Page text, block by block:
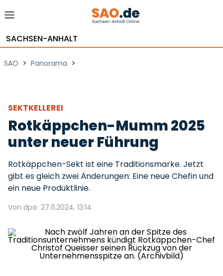
SACHSEN-ANHALT
SAO > Panorama >
SEKTKELLEREI
Rotkäppchen-Mumm 2025
unter neuer Führung
Rotkäppchen-Sekt ist eine Traditionsmarke. Jetzt
gibt es gleich zwei Änderungen: Eine neue Chefin und
ein neue Produktlinie.
Von dpa 27.11.2024, 13:14